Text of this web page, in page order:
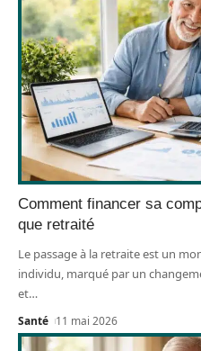
Comment financer sa
que retraité
Le passage à la retraite est un
individu, marqué par un
et…
Santé 11 mai 2026